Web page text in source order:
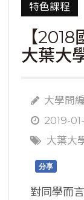
特色課程
【
大葉大
大學問
2019-
大葉大
分享
對同學而